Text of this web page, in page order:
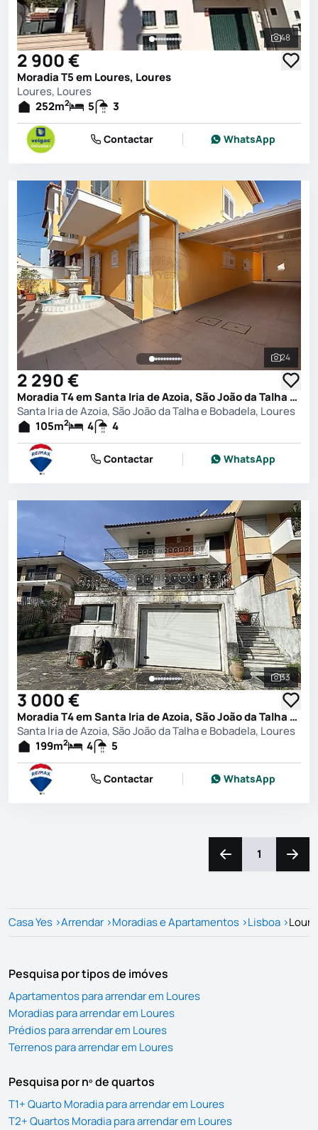
Ver
48
2 900 €
Moradia T5 em Loures, Loures
Loures, Loures
252m2 5 3
Contactar WhatsApp
Ver
24
2 290 €
Moradia T4 em Santa Iria de Azoia, São João da Talha e Bobadela, Loures
Santa Iria de Azoia, São João da Talha e Bobadela, Loures
105m2 4 4
Contactar WhatsApp
Ver
33
3 000 €
Moradia T4 em Santa Iria de Azoia, São João da Talha e Bobadela, Loures
Santa Iria de Azoia, São João da Talha e Bobadela, Loures
199m2 4 5
Contactar WhatsApp
Navegação para a
1
Casa Yes >Arrendar >Moradias e Apartamentos >Lisboa >
Pesquisa por tipos de imóves
Apartamentos para arrendar em Loures
Moradias para arrendar em Loures
Prédios para arrendar em Loures
Terrenos para arrendar em Loures
Pesquisa por nº de quartos
T1+ Quarto Moradia para arrendar em Loures
T2+ Quartos Moradia para arrendar em Loures